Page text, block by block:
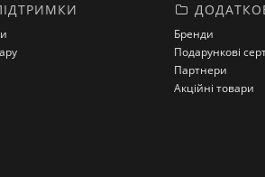
Бренди
Подарункові
Партнери
Акційні товари